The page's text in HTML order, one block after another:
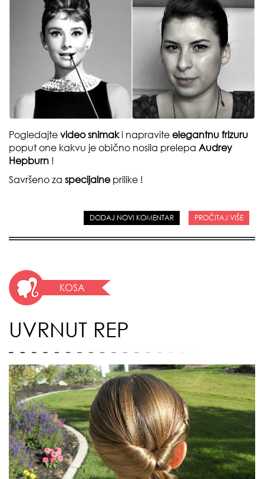
Pogledajte video snimaki napravite elegantnu frizuru
poput one kakvu je obično nosila prelepa Audrey
Hepburn !
Savršeno za specijalne prilike !
DODAJ NOVI KOMENTAR PROČITAJ VIŠE
KOSA
UVRNUT REP